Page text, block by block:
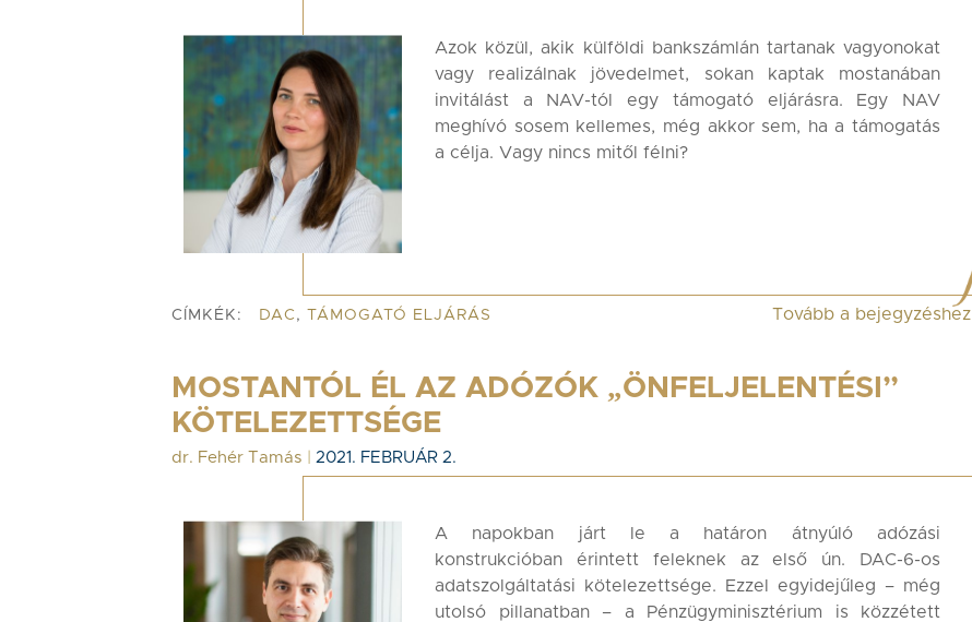
Azok közül, akik külföldi bankszámlán tartanak vagyonokat
vagy realizálnak jövedelmet, sokan kaptak mostanában
invitálást a NAV-tól egy támogató eljárásra. Egy NAV
meghívó sosem kellemes, még akkor sem, ha a támogatás
a célja. Vagy nincs mitől félni?
CÍMKÉK: DAC , TÁMOGATÓ ELJÁRÁS Tovább a bejegyzéshez
MOSTANTÓL ÉL AZ ADÓZÓK „ÖNFELJELENTÉSI”
KÖTELEZETTSÉGE
dr. Fehér Tamás 2021. FEBRUÁR 2.
A napokban járt le a határon átnyúló adózási
konstrukcióban érintett feleknek az első ún. DAC-6-os
adatszolgáltatási kötelezettsége. Ezzel egyidejűleg – még
utolsó pillanatban – a Pénzügyminisztérium is közzétett